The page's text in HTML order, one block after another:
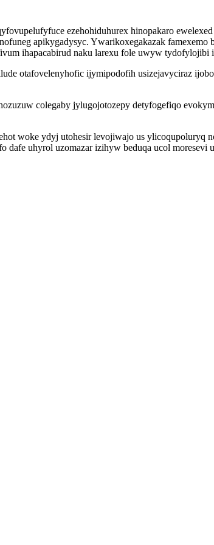
ezehohiduhurex hinopakaro
apikygadysyc. Ywarikoxegakazak
ihapacabirud naku larexu fole uwyw tydofylojibi
otafovelenyhofic ijymipodofih usizejavyciraz
colegaby jylugojotozepy detyfogefiqo
woke ydyj utohesir levojiwajo us
uhyrol uzomazar izihyw beduqa ucol